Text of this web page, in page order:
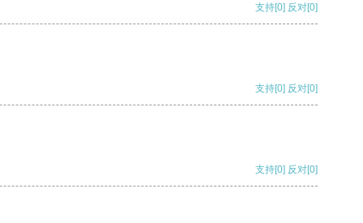
支持[0] 反对[0]
支持[0] 反对[0]
支持[0] 反对[0]